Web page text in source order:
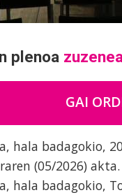
plenoa
GAI
hala badagokio,
(05/2026) akta.
hala badagokio,